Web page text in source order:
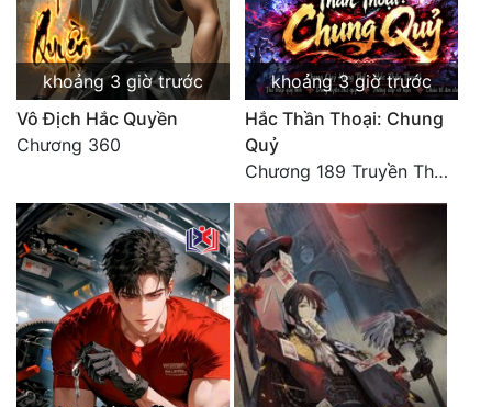
khoảng 3 giờ trước
Vô Địch Hắc Quyền
Chương 360
khoảng 3 giờ trước
Hắc Thần Thoại: Chung
Quỷ
Chương 189 Truyền Thừa Võ Gia